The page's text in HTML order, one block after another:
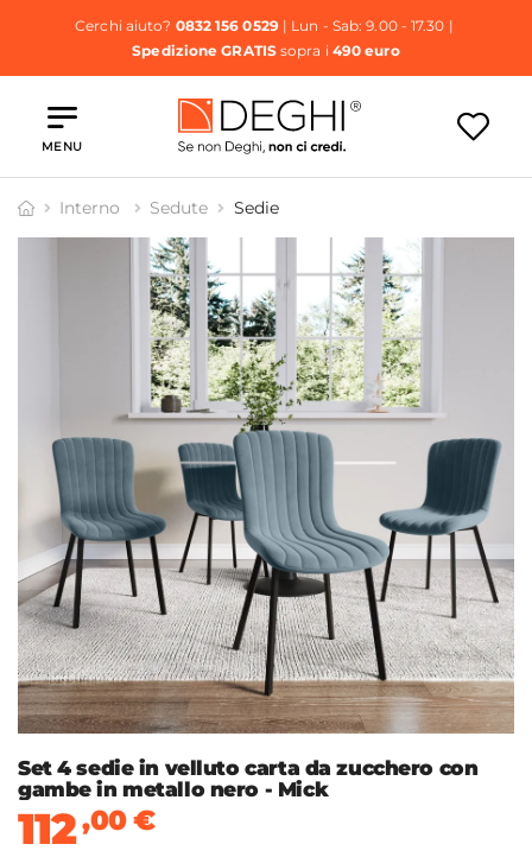
Cerchi aiuto? 0832 156 0529| Lun - Sab: 9.00 - 17.30 |
Spedizione GRATISsopra i 490 euro
MENU
Interno Sedute Sedie
Set 4 sedie in velluto carta da zucchero con
gambe in metallo nero - Mick
112,00€